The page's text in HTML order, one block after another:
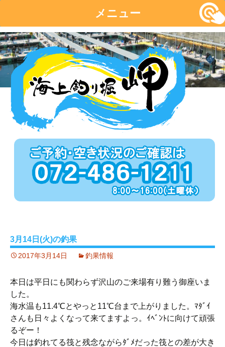
メニュー
コ
ン
テ
ン
3月14日(火)の釣果
2017年3月14日 釣果情報
本日は平日にも関わらず沢山のご来場有り難う御座いま
した。
海水温も11.4℃とやっと11℃台まで上がりました。ﾏﾀﾞｲ
さんも日々よくなって来てますよっ。ｲﾍﾞﾝﾄに向けて頑張
るぞー！
今日は釣れてる筏と残念ながらﾀﾞﾒだった筏との差が大き